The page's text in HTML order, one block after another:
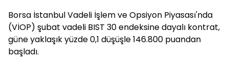
Borsa İstanbul Vadeli İşlem ve Opsiyon Piyasası'nda
(VİOP) şubat vadeli BIST 30 endeksine dayalı kontrat,
güne yaklaşık yüzde 0,1 düşüşle 146.800 puandan
başladı.